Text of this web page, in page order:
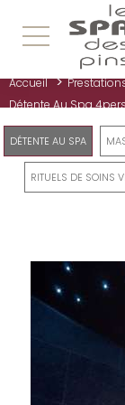
Accueil >
Détente Au Spa
DÉTENTE AU SPA
RITUELS DE SOINS